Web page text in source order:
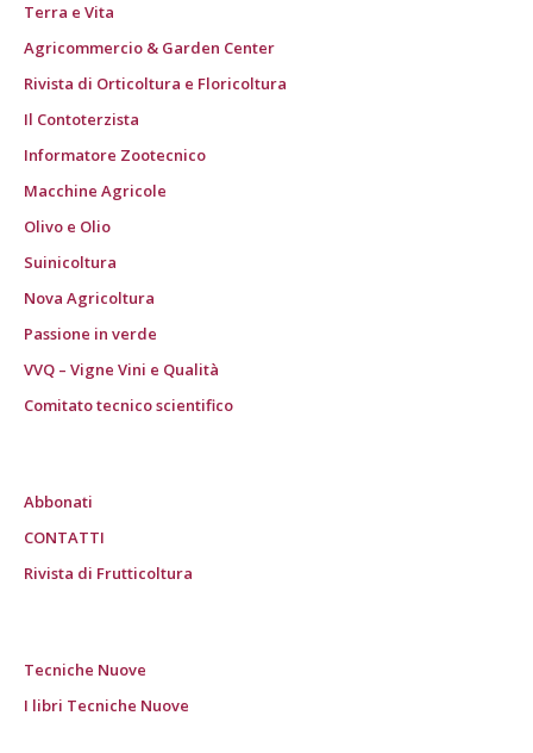
Terra e Vita
Agricommercio & Garden Center
Rivista di Orticoltura e Floricoltura
Il Contoterzista
Informatore Zootecnico
Macchine Agricole
Olivo e Olio
Suinicoltura
Nova Agricoltura
Passione in verde
VVQ – Vigne Vini e Qualità
Comitato tecnico scientifico
Abbonati
CONTATTI
Rivista di Frutticoltura
Tecniche Nuove
I libri Tecniche Nuove